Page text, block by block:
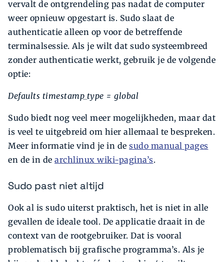
vervalt de ontgrendeling pas nadat de computer
weer opnieuw opgestart is. Sudo slaat de
authenticatie alleen op voor de betreffende
terminalsessie. Als je wilt dat sudo systeembreed
zonder authenticatie werkt, gebruik je de volgende
optie:
Defaults timestamp_type = global
Sudo biedt nog veel meer mogelijkheden, maar dat
is veel te uitgebreid om hier allemaal te bespreken.
Meer informatie vind je in de sudo manual pages
en de in de archlinux wiki-pagina’s.
Sudo past niet altijd
Ook al is sudo uiterst praktisch, het is niet in alle
gevallen de ideale tool. De applicatie draait in de
context van de rootgebruiker. Dat is vooral
problematisch bij grafische programma’s. Als je